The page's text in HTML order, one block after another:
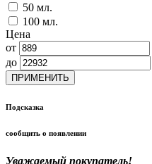
50 мл.
100 мл.
Цена
от
до
ПРИМЕНИТЬ
Подсказка
сообщить о появлении
Уважаемый покупатель!